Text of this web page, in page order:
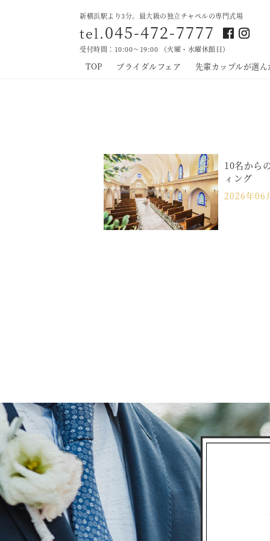
新横浜駅より3分。最大級の独立チャペルの専門式場
tel.045-472-7777
受付時間：10:00～19:00 （火曜・水曜休館日）
TOP ブライダルフェア 先輩カップルが選
10名から
ィング
2026年06